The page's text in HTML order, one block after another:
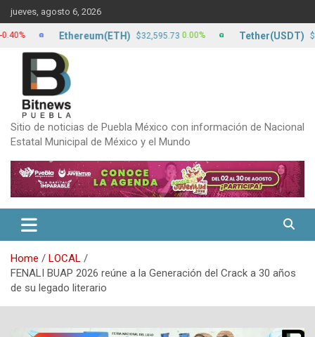
Skip
to
content
jueves, agosto 6, 2026
Sitio de noticias de Puebla México con información de Nacional
Estatal Municipal de México y el Mundo
Home
LOCAL
FENALI BUAP 2026 reúne a la Generación del Crack a 30 años
de su legado literario
Ethereum(ETH) $32,595.73 0.00% Tether(USDT) $17.20